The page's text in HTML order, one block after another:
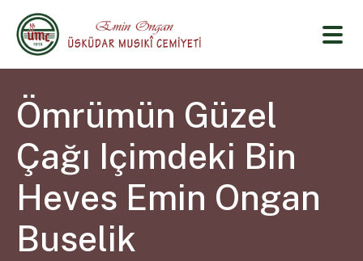
Ömrümün Güzel
Çağı Içimdeki Bin
Heves Emin Ongan
Buselik